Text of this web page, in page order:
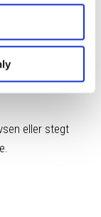
nydes uden kniv
fadøl ned med
eller stegt